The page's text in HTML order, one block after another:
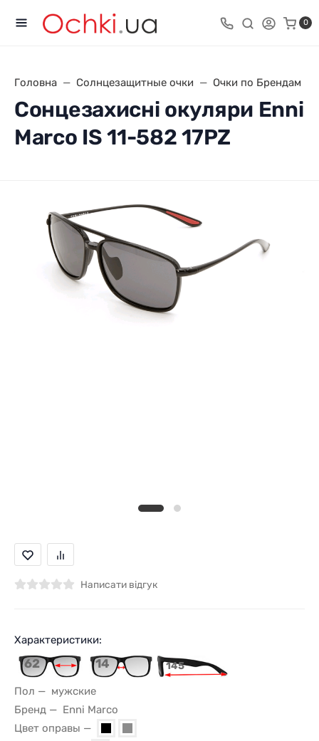
0
Головна Солнцезащитные очки Очки по Брендам
Сонцезахисні окуляри Enni
Marco IS 11-582 17PZ
Написати відгук
Характеристики:
62 14 145
Пол
мужские
Бренд
Enni Marco
Цвет оправы